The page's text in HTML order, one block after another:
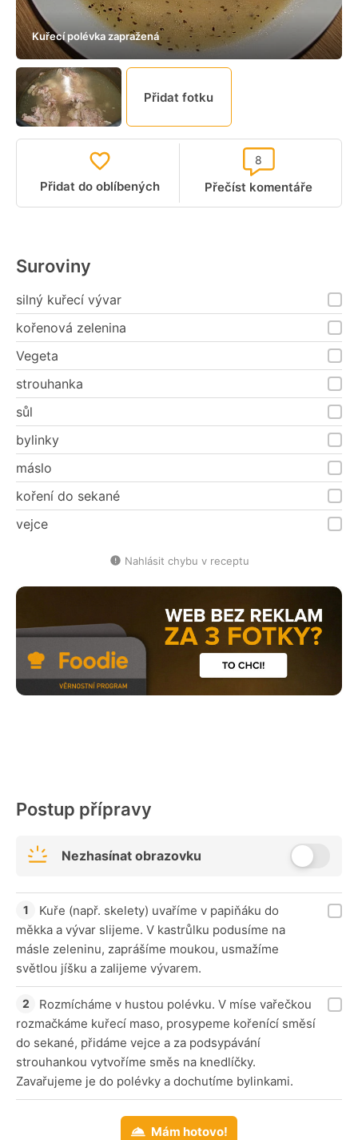
Kuřecí polévka zapražená
Přidat fotku
Přidat do oblíbených Přečíst komentáře
8
Suroviny
silný kuřecí vývar
kořenová zelenina
Vegeta
strouhanka
sůl
bylinky
máslo
koření do sekané
vejce
Nahlásit chybu v receptu
Postup přípravy
Nezhasínat obrazovku
Kuře (např. skelety) uvaříme v papiňáku do
měkka a vývar slijeme. V kastrůlku podusíme na
másle zeleninu, zaprášíme moukou, usmažíme
světlou jíšku a zalijeme vývarem.
Rozmícháme v hustou polévku. V míse vařečkou
rozmačkáme kuřecí maso, prosypeme kořenící směsí
do sekané, přidáme vejce a za podsypávání
strouhankou vytvoříme směs na knedlíčky.
Zavařujeme je do polévky a dochutíme bylinkami.
Mám hotovo!